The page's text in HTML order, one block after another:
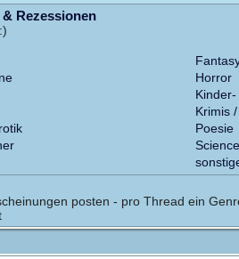
Rezessionen
Horror
Krimis
Poesie
posten - pro Thread ein